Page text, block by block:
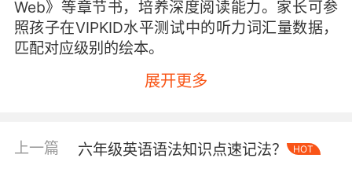
Web》等章节书，培养深度阅读能力。家长可参
照孩子在VIPKID水平测试中的听力词汇量数据，
匹配对应级别的绘本。
二、内容趣味性：构建沉浸式学习场景
提升47%。优秀绘本往往具备三大特征：首先是
展开更多
上一篇 六年级英语语法知识点速记法？ HOT